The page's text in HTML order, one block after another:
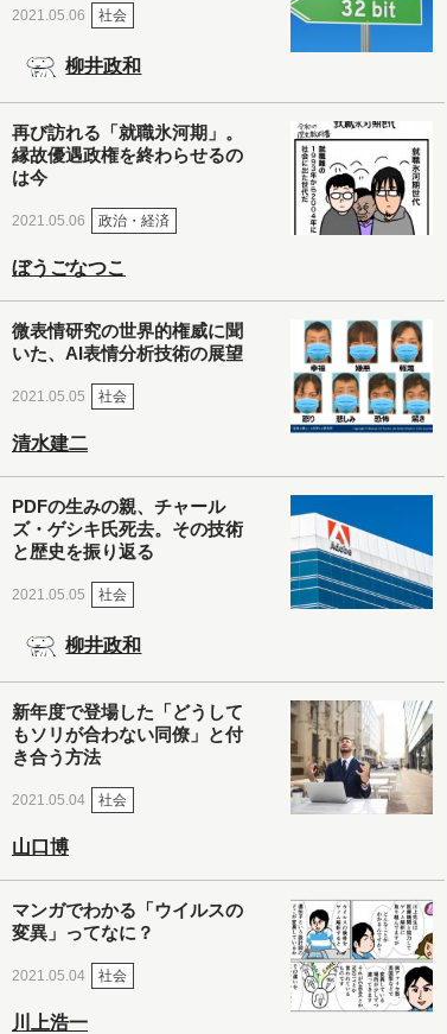
2021.05.06 社会
柳井政和
再び訪れる「就職氷河期」。
縁故優遇政権を終わらせるの
は今
2021.05.06 政治・経済
ぼうごなつこ
微表情研究の世界的権威に聞
いた、AI表情分析技術の展望
2021.05.05 社会
清水建二
PDFの生みの親、チャール
ズ・ゲシキ氏死去。その技術
と歴史を振り返る
2021.05.05 社会
柳井政和
新年度で登場した「どうして
もソリが合わない同僚」と付
き合う方法
2021.05.04 社会
山口博
マンガでわかる「ウイルスの
変異」ってなに？
2021.05.04 社会
川上浩一